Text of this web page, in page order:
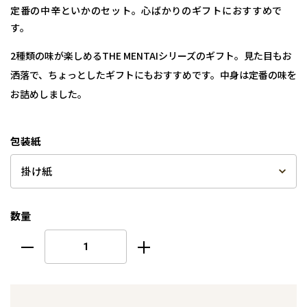
定番の中辛といかのセット。心ばかりのギフトにおすすめで
す。
2種類の味が楽しめるTHE MENTAIシリーズのギフト。見た目もお
洒落で、ちょっとしたギフトにもおすすめです。中身は定番の味を
お詰めしました。
包装紙
数量